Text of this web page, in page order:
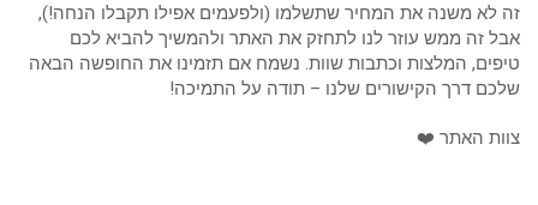
זה לא משנה את המחיר שתשלמו (ולפעמים אפילו תקבלו הנחה!),
אבל זה ממש עוזר לנו לתחזק את האתר ולהמשיך להביא לכם
טיפים, המלצות וכתבות שוות. נשמח אם תזמינו את החופשה הבאה
שלכם דרך הקישורים שלנו – תודה על התמיכה!
צוות האתר ❤️